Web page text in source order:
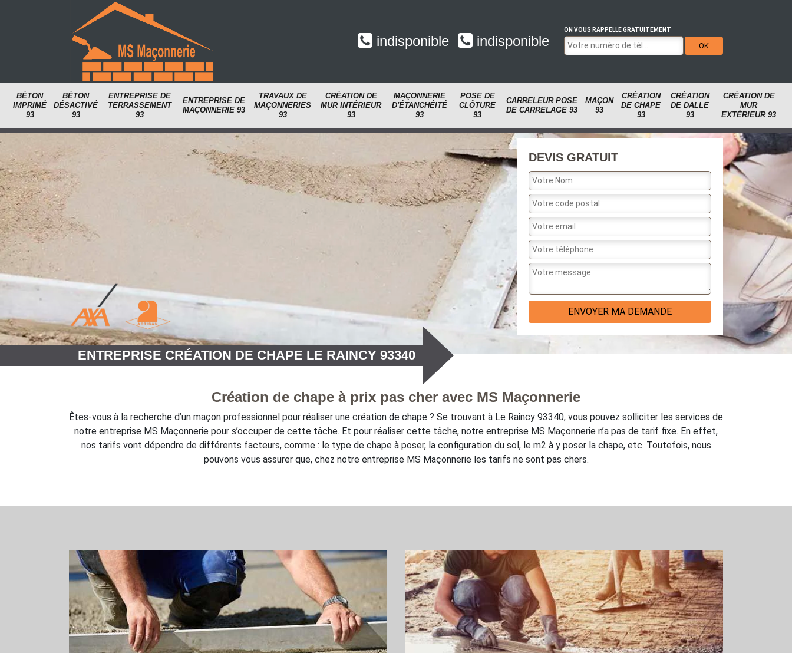
indisponible indisponible
ON VOUS RAPPELLE GRATUITEMENT
BÉTON
IMPRIMÉ
93
BÉTON
DÉSACTIVÉ
93
ENTREPRISE DE
TERRASSEMENT
93
ENTREPRISE DE
MAÇONNERIE 93
TRAVAUX DE
MAÇONNERIES
93
CRÉATION DE
MUR INTÉRIEUR
93
MAÇONNERIE
D'ÉTANCHÉITÉ
93
POSE DE
CLÔTURE
93
CARRELEUR POSE
DE CARRELAGE 93
MAÇON
93
CRÉATION
DE CHAPE
93
CRÉATION
DE DALLE
93
CRÉATION DE
MUR
EXTÉRIEUR 93
DEVIS GRATUIT
ENTREPRISE CRÉATION DE CHAPE LE RAINCY 93340
Création de chape à prix pas cher avec MS Maçonnerie
Êtes-vous à la recherche d’un maçon professionnel pour réaliser une création de chape ? Se trouvant à Le Raincy 93340, vous pouvez solliciter les services de
notre entreprise MS Maçonnerie pour s’occuper de cette tâche. Et pour réaliser cette tâche, notre entreprise MS Maçonnerie n’a pas de tarif fixe. En effet,
nos tarifs vont dépendre de différents facteurs, comme : le type de chape à poser, la configuration du sol, le m2 à y poser la chape, etc. Toutefois, nous
pouvons vous assurer que, chez notre entreprise MS Maçonnerie les tarifs ne sont pas chers.